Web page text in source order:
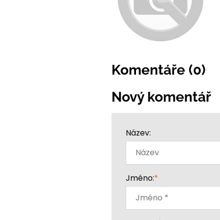
Komentáře (0)
Nový komentář
Název:
Jméno:*